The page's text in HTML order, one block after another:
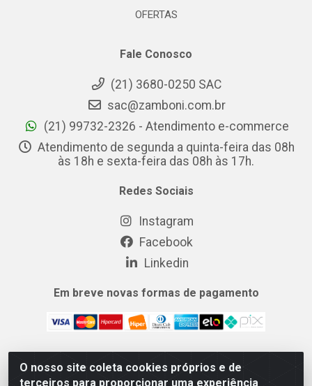
O nosso site coleta cookies próprios e de
terceiros para proporcionar uma experiência
OFERTAS
Fale Conosco
(21) 3680-0250 SAC
sac@zamboni.com.br
(21) 99732-2326 - Atendimento e-commerce
Atendimento de segunda a quinta-feira das 08h
às 18h e sexta-feira das 08h às 17h.
Redes Sociais
Instagram
Facebook
Linkedin
Em breve novas formas de pagamento
MIX CERTO DISTRIBUIDORA DE COSMÉTICOS ALIMENTOS E